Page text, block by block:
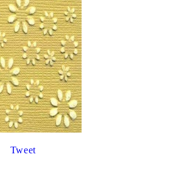
ЗА
ХАРТИИ, ЗАГОТОВКИ ЗА
КАРТИЧКИ, ПЛИКОВЕ
Tweet